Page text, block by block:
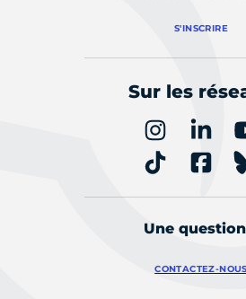
S'INSCRIRE
Sur les
Une
CONTACTEZ-NOUS